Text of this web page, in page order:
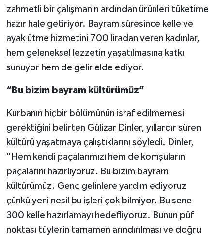
zahmetli bir çalışmanın ardından ürünleri tüketime
hazır hale getiriyor. Bayram süresince kelle ve
ayak ütme hizmetini 700 liradan veren kadınlar,
hem geleneksel lezzetin yaşatılmasına katkı
sunuyor hem de gelir elde ediyor.
“Bu bizim bayram kültürümüz”
Kurbanın hiçbir bölümünün israf edilmemesi
gerektiğini belirten Gülizar Dinler, yıllardır süren
kültürü yaşatmaya çalıştıklarını söyledi. Dinler,
"Hem kendi paçalarımızı hem de komşuların
paçalarını hazırlıyoruz. Bu bizim bayram
kültürümüz. Genç gelinlere yardım ediyoruz
çünkü yeni nesil bu işleri çok bilmiyor. Bu sene
300 kelle hazırlamayı hedefliyoruz. Bunun püf
noktası tüylerin tamamen arındırılması ve doğru